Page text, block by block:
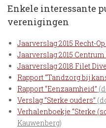
Enkele interessante
verenigingen
Jaarverslag 2015 Recht-
Jaarverslag 2015
Jaarverslag 2018 Filet
Rapport “Tandzorg bij
Rapport “Eenzaamheid”
Verslag “Sterke ouders”
Verhalenboekje “Sterke
Kauwenberg)